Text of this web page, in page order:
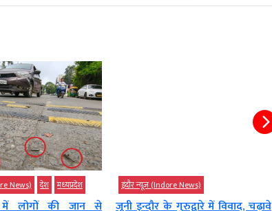
News) देश मध्‍यप्रदेश
में लोगों की जान से
इंदौर न्यूज़ (Indore News)
जूनी इन्दौर के गुरुद्वारे में विवाद, चढ़ावे